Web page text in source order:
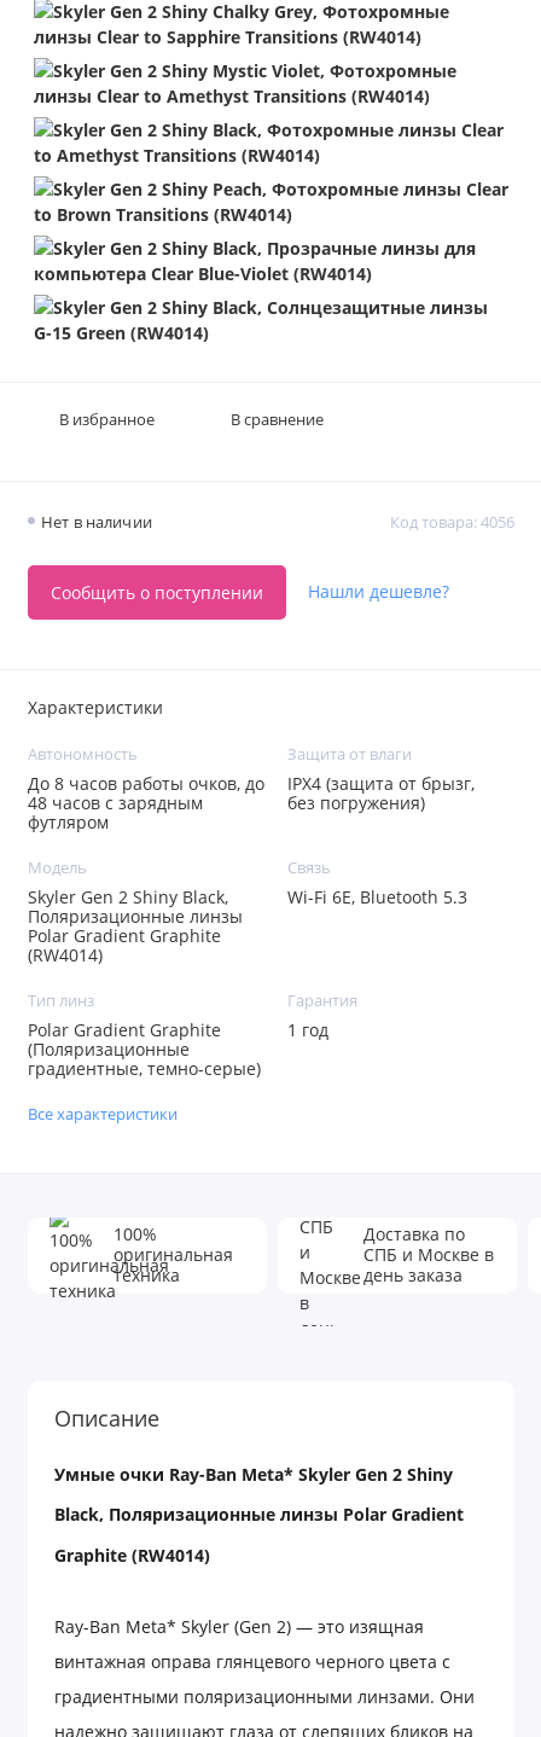
Нет в наличии Код товара: 4056
Сообщить о поступлении Нашли дешевле?
В избранное В сравнение
Характеристики
Автономность
До 8 часов работы очков, до
48 часов с зарядным
футляром
Защита от влаги
IPX4 (защита от брызг,
без погружения)
Модель
Skyler Gen 2 Shiny Black,
Поляризационные линзы
Polar Gradient Graphite
(RW4014)
Связь
Wi-Fi 6E, Bluetooth 5.3
Тип линз
Polar Gradient Graphite
(Поляризационные
градиентные, темно-серые)
Гарантия
1 год
Все характеристики
100%
оригинальная
техника
Доставка по
СПБ и Москве в
день заказа
Описание
Умные очки Ray-Ban Meta* Skyler Gen 2 Shiny
Black, Поляризационные линзы Polar Gradient
Graphite (RW4014)
Ray-Ban Meta* Skyler (Gen 2) — это изящная
винтажная оправа глянцевого черного цвета с
градиентными поляризационными линзами. Они
надежно защищают глаза от слепящих бликов на